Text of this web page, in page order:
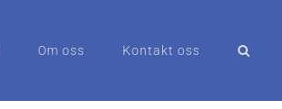
Om oss Kontakt oss